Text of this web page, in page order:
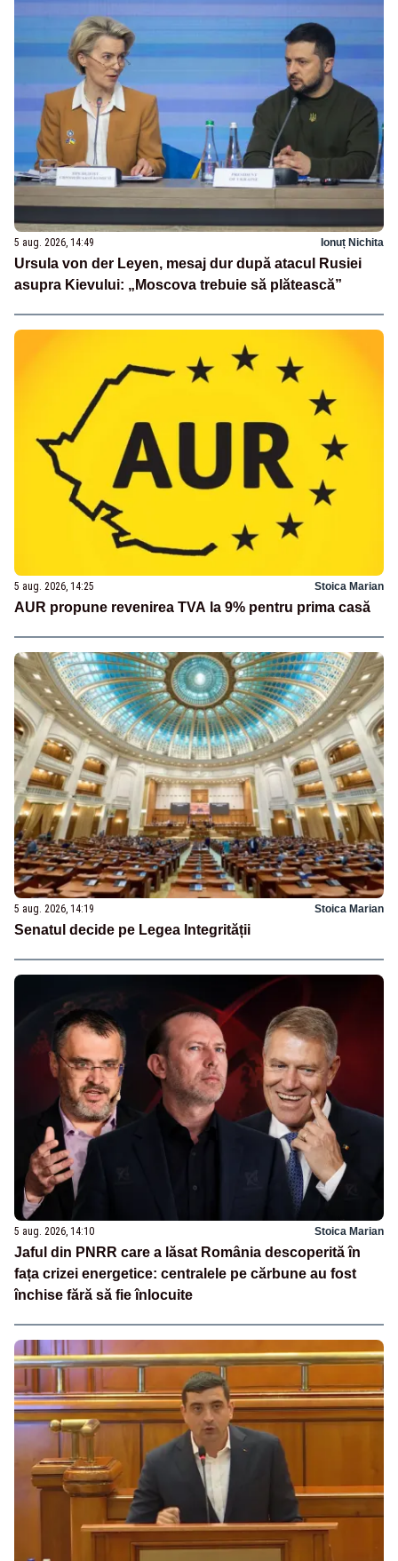
5 aug. 2026, 14:49 Ionuț Nichita
Ursula von der Leyen, mesaj dur după atacul Rusiei
asupra Kievului: „Moscova trebuie să plătească”
5 aug. 2026, 14:25 Stoica Marian
AUR propune revenirea TVA la 9% pentru prima casă
5 aug. 2026, 14:19 Stoica Marian
Senatul decide pe Legea Integrității
5 aug. 2026, 14:10 Stoica Marian
Jaful din PNRR care a lăsat România descoperită în
fața crizei energetice: centralele pe cărbune au fost
închise fără să fie înlocuite